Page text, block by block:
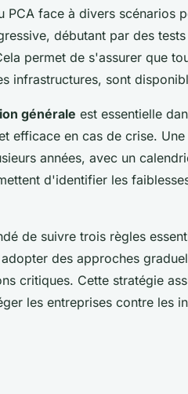
PCA face à divers scénarios
débutant par des
permet de s'assurer que
infrastructures, sont
générale est essentielle
efficace en cas de crise.
années, avec un
d'identifier les
de suivre trois règles
des approches
critiques. Cette stratégie
les entreprises contre les